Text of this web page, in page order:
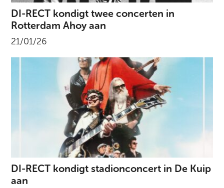
DI-RECT kondigt twee concerten in
Rotterdam Ahoy aan
21/01/26
DI-RECT kondigt stadionconcert in De Kuip
aan